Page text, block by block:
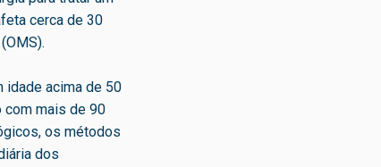
cerca de 30
idade acima de 50
com mais de 90
os métodos
dos